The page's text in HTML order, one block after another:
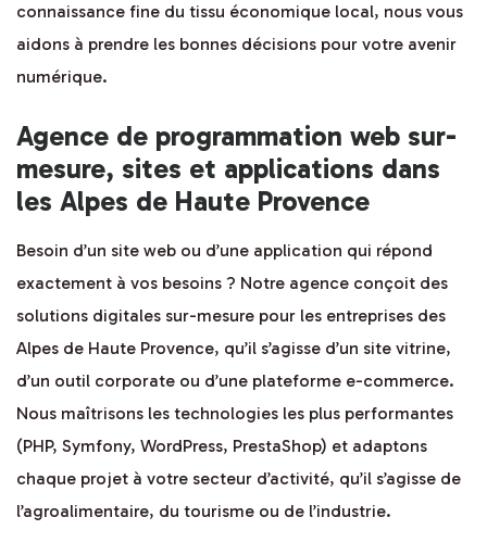
connaissance fine du tissu économique local, nous vous
aidons à prendre les bonnes décisions pour votre avenir
numérique.
Agence de programmation web sur-
mesure, sites et applications dans
les Alpes de Haute Provence
Besoin d’un site web ou d’une application qui répond
exactement à vos besoins ? Notre agence conçoit des
solutions digitales sur-mesure pour les entreprises des
Alpes de Haute Provence, qu’il s’agisse d’un site vitrine,
d’un outil corporate ou d’une plateforme e-commerce.
Nous maîtrisons les technologies les plus performantes
(PHP, Symfony, WordPress, PrestaShop) et adaptons
chaque projet à votre secteur d’activité, qu’il s’agisse de
l’agroalimentaire, du tourisme ou de l’industrie.